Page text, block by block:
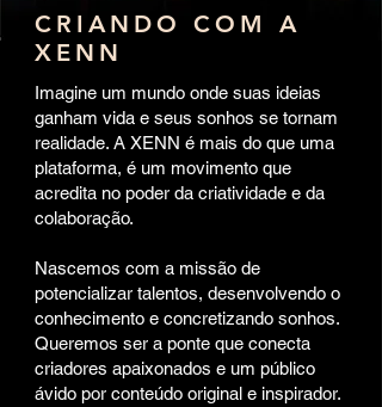
CRIANDO COM A
XENN
Imagine um mundo onde suas ideias
ganham vida e seus sonhos se tornam
realidade. A XENN é mais do que uma
plataforma, é um movimento que
acredita no poder da criatividade e da
colaboração.
Nascemos com a missão de
potencializar talentos, desenvolvendo o
conhecimento e concretizando sonhos.
Queremos ser a ponte que conecta
criadores apaixonados e um público
ávido por conteúdo original e inspirador.